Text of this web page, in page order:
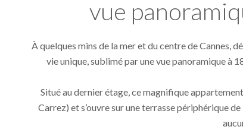
vue
À quelques mins de la mer et du centre de Cannes,
vie unique, sublimé par une vue panoramique à
Situé au dernier étage, ce magnifique
Carrez) et s’ouvre sur une terrasse périphérique